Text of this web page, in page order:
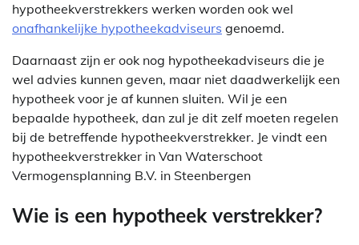
hypotheekverstrekkers werken worden ook wel
onafhankelijke hypotheekadviseurs genoemd.
Daarnaast zijn er ook nog hypotheekadviseurs die je
wel advies kunnen geven, maar niet daadwerkelijk een
hypotheek voor je af kunnen sluiten. Wil je een
bepaalde hypotheek, dan zul je dit zelf moeten regelen
bij de betreffende hypotheekverstrekker. Je vindt een
hypotheekverstrekker in Van Waterschoot
Vermogensplanning B.V. in Steenbergen
Wie is een hypotheek verstrekker?